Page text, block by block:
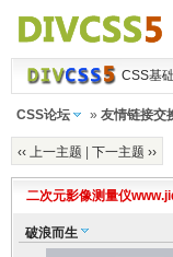
CSS基础
CSS论坛 » 友情链接交
‹‹ 上一主题 下一主题 ››
二次元影像测量仪
破浪而生